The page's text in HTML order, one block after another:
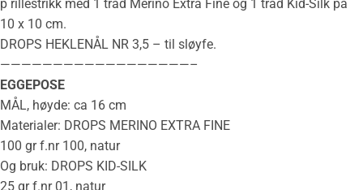
p rillestrikk med 1 tråd Merino Extra Fine og 1 tråd Kid-Silk på
10 x 10 cm.
DROPS HEKLENÅL NR 3,5 – til sløyfe.
——————————————————–
EGGEPOSE
MÅL, høyde: ca 16 cm
Materialer: DROPS MERINO EXTRA FINE
100 gr f.nr 100, natur
Og bruk: DROPS KID-SILK
25 gr f.nr 01, natur